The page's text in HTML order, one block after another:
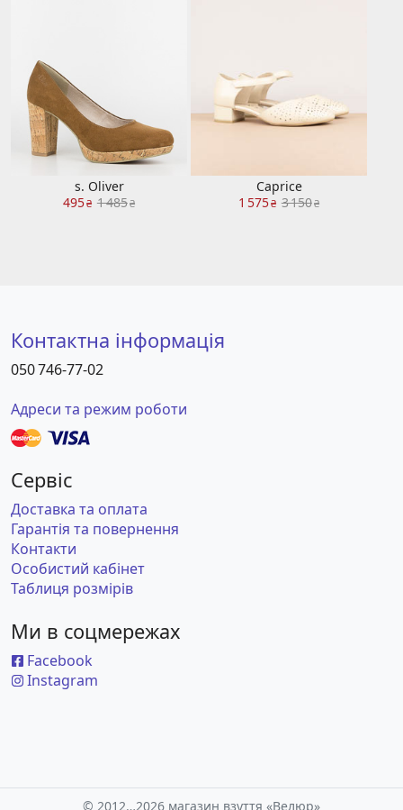
s. Oliver
495₴ 1 485₴
Caprice
1 575₴ 3 150₴
Контактна інформація
050 746-77-02
Адреси та режим роботи
Сервіс
Доставка та оплата
Гарантія та повернення
Контакти
Особистий кабінет
Таблиця розмірів
Ми в соцмережах
Facebook
Instagram
© 2012…2026 магазин взуття «Велюр»